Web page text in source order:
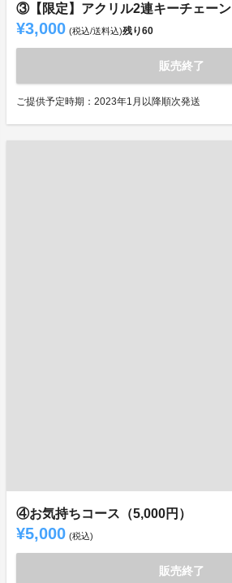
③【限定】アクリル2連キーチェーン
¥3,000 (税込/送料込)残り60
販売終了
ご提供予定時期：2023年1月以降順次発送
④お気持ちコース（5,000円）
¥5,000 (税込)
販売終了